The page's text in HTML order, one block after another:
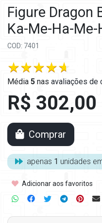
Figure Dragon
Ka-Me-Ha-Me-
COD: 7401
Média 5 nas avaliações de
R$ 302,00
Comprar
apenas 1 unidades
Adicionar aos favoritos